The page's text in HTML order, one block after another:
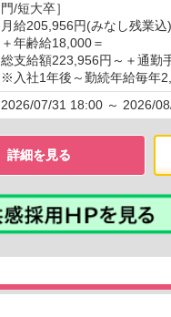
門/短大卒］
月給205,956円(みなし残業込)
＋年齢給18,000＝
総支給額223,956円～＋通勤
※入社1年後～勤続年給毎年
2026/07/31 18:00 ～ 2026/
詳細を見る